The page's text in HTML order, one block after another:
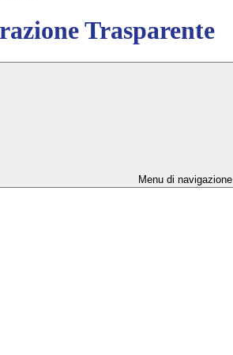
Trasparente
Menu di navigazione